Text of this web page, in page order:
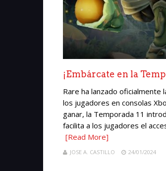
¡Embárcate en la
Rare ha lanzado
los jugadores en consolas
ganar, la Temporada 11
facilita a los jugadores el
[Read More]
JOSE A. CASTILLO 24/01/2024